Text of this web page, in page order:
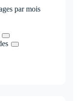
par mois